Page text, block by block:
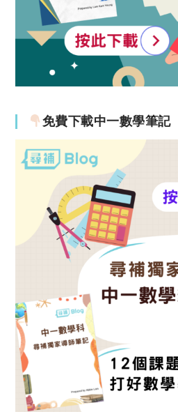
免費下載中一數學筆記